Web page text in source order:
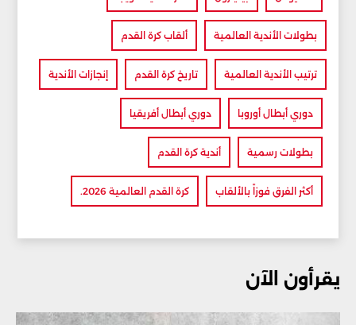
بطولات الأندية العالمية ألقاب كرة القدم
ترتيب الأندية العالمية تاريخ كرة القدم إنجازات الأندية
دوري أبطال أوروبا دوري أبطال أفريقيا
بطولات رسمية أندية كرة القدم
أكثر الفرق فوزاً بالألقاب كرة القدم العالمية 2026.
يقرأون الآن